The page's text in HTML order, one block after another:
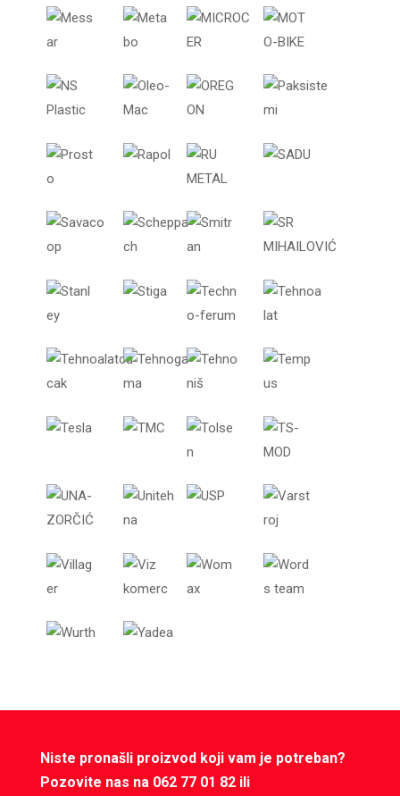
Niste pronašli proizvod koji vam je potreban?
Pozovite nas na 062 77 01 82 ili